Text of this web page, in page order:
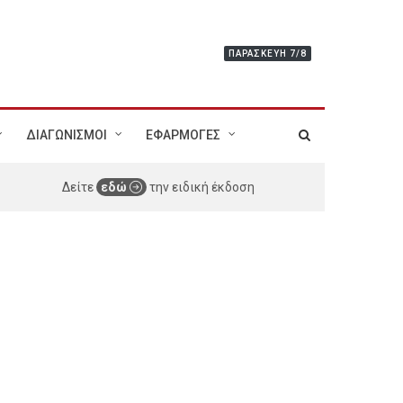
ΠΑΡΑΣΚΕΥΉ 7/8
ΔΙΑΓΩΝΙΣΜΟΙ ΕΦΑΡΜΟΓΕΣ
Δείτε εδώ την ειδική έκδοση